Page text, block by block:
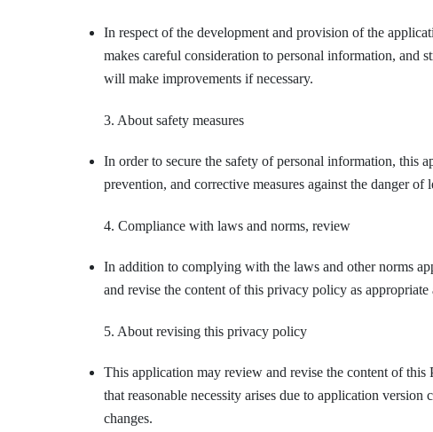
In respect of the development and provision of the
makes careful consideration to personal information, and
will make improvements if necessary.
3. About safety measures
In order to secure the safety of personal information, this
prevention, and corrective measures against the danger
4. Compliance with laws and norms, review
In addition to complying with the laws and other norms
and revise the content of this privacy policy as
5. About revising this privacy policy
This application may review and revise the content of
that reasonable necessity arises due to application
changes.